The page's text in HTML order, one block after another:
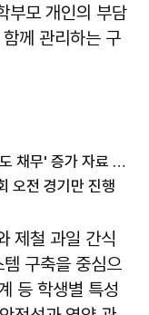
부모 개인의 부담
께 관리하는 구
추미애, 이재명 '빚' 떠안았다?… '경기도 채무' 증가 자료 실시간 확산
오전 경기만 진행
제철 과일 간식
구축을 중심으
등 학생별 특성